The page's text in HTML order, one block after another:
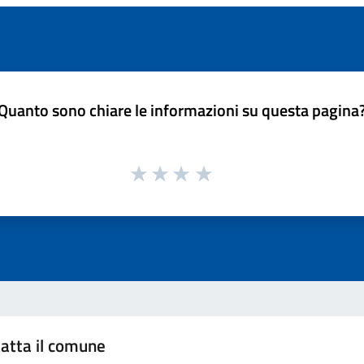
sono chiare le informazioni su questa
il comune